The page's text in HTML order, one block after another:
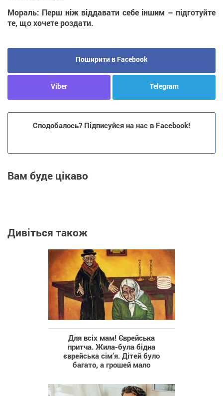
Мораль: Перш ніж віддавати себе іншим – підготуйте
те, що хочете роздати.
Поширити в Facebook
Viber Telegram
Сподобалось? Підписуйся на нас в Facebook!
Вам буде цікаво
Дивіться також
Для всіх мам! Єврейська
притча. Жила-була бідна
єврейська сім’я. Дітей було
багато, а грошей мало